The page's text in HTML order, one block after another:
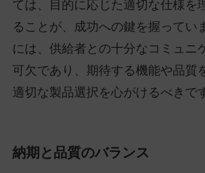
ては、目的に応じた適切な仕様を
ることが、成功への鍵を握ってい
には、供給者との十分なコミュニ
可欠であり、期待する機能や品質
適切な製品選択を心がけるべきで
納期と品質のバランス